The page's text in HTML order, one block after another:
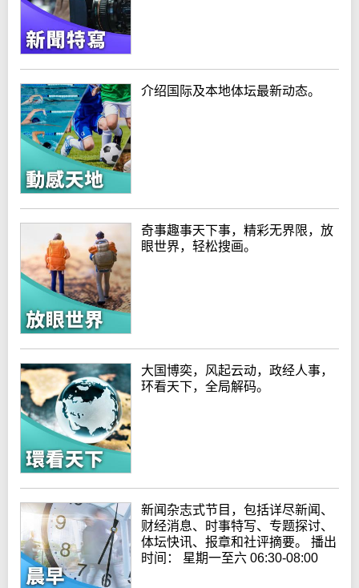
介绍国际及本地体坛最新动态。
奇事趣事天下事，精彩无界限，放
眼世界，轻松搜画。
大国博奕，风起云动，政经人事，
环看天下，全局解码。
新闻杂志式节目，包括详尽新闻、
财经消息、时事特写、专题探讨、
体坛快讯、报章和社评摘要。 播出
时间： 星期一至六 06:30-08:00